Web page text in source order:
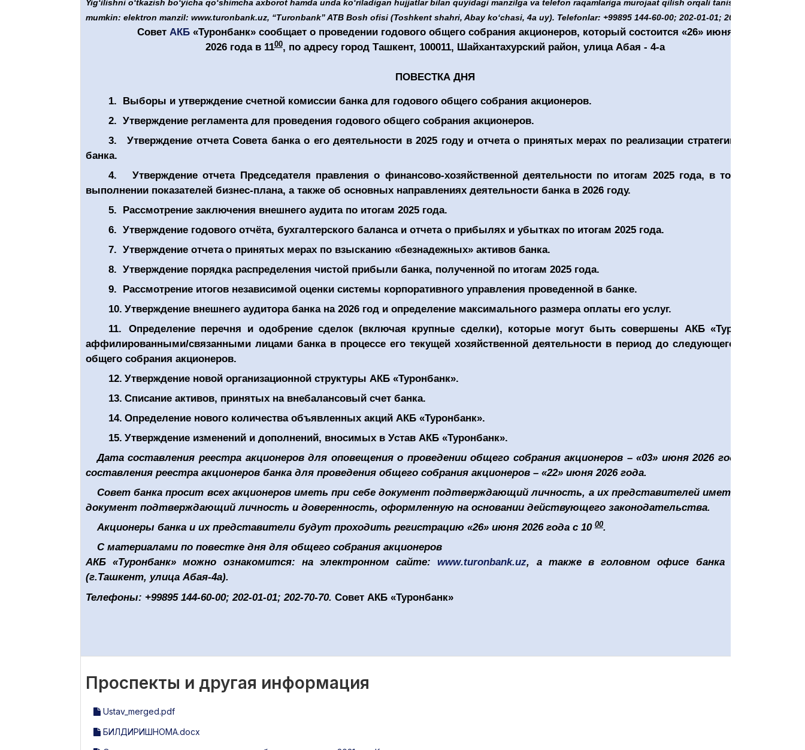
Yigʻilishni oʻtkazish boʻyicha qoʻshimcha axborot hamda unda koʻriladigan hujjatlar bilan quyidagi manzilga va telefon raqamlariga murojaat qilish orqali tanishish
mumkin: elektron manzil: www.turonbank.uz, “Turonbank” ATB Bosh ofisi (Toshkent shahri, Abay koʻchasi, 4a uy). Telefonlar: +99895 144-60-00; 202-01-01; 202-70-70.
Совет АКБ«Туронбанк» сообщаето проведении годового общего собрания акционеров, который состоится «26» июня
2026 года в 1100, по адресу город Ташкент, 100011, Шайхантахурский район, улица Абая - 4-а
ПОВЕСТКА ДНЯ
1. Выборы и утверждение счетной комиссии банка для годового общего собрания акционеров.
2. Утверждение регламента для проведения годового общего собрания акционеров.
3.
Утверждение отчетаСовета банка о его деятельности в 2025 году и отчета о принятых мерах по реализации стратегии развития
банка.
4.
Утверждение отчета Председателя правления о финансово-хозяйственной деятельности по итогам 2025года, в том числе о
выполнении показателей бизнес-плана, а также об основных направлениях деятельности банка в 2026 году.
5. Рассмотрение заключения внешнего аудита по итогам 2025года.
6. Утверждение годового отчёта, бухгалтерского баланса и отчета о прибылях и убытках по итогам 2025года.
7. Утверждение отчета о принятых мерах по взысканию «безнадежных» активов банка.
8. Утверждение порядка распределения чистой прибыли банка, полученной по итогам 2025 года.
9. Рассмотрение итогов независимой оценки системы корпоративного управления проведенной в банке.
10. Утверждение внешнего аудитора банка на 2026 год и определение максимального размера оплаты его услуг.
11.
Определение перечня и одобрение сделок (включая крупные сделки), которые могут быть совершены АКБ «Туронбанк» с
аффилированными/связанными лицами банка в процессе его текущей хозяйственной деятельности в период до следующего годового
общего собрания акционеров.
12. Утверждение новой организационной структуры АКБ «Туронбанк».
13. Списание активов, принятых на внебалансовый счет банка.
14. Определение нового количества объявленных акций АКБ «Туронбанк».
15. Утверждение изменений и дополнений, вносимых в Устав АКБ «Туронбанк».
Дата составления реестра акционеров для оповещения о проведении общего собрания акционеров – «03» июня 2026 года, а дата
составления реестра акционеров банка для проведения общего собрания акционеров – «22» июня 2026 года.
Совет банка просит всех акционеров иметь при себе документ подтверждающий личность, а их представителей иметь при себе
документ подтверждающий личность и доверенность, оформленную на основании действующего законодательства.
Акционеры банка и их представители будут проходить регистрацию «26» июня2026 года с 10 00.
С материалами по повестке дня для общего собрания акционеров
АКБ «Туронбанк» можно ознакомится: на электронном сайте:www.turonbank.uz, а также в головном офисе банка по адресу
(г.Ташкент, улица Абая-4а).
Телефоны: +99895 144-60-00; 202-01-01; 202-70-70. Совет АКБ «Туронбанк»
Проспекты и другая информация
Ustav_merged.pdf
БИЛДИРИШНОМА.docx